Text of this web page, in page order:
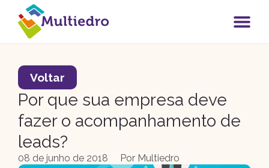
Voltar
Por que sua empresa deve
fazer o acompanhamento de
leads?
08 de junho de 2018 Por Multiedro